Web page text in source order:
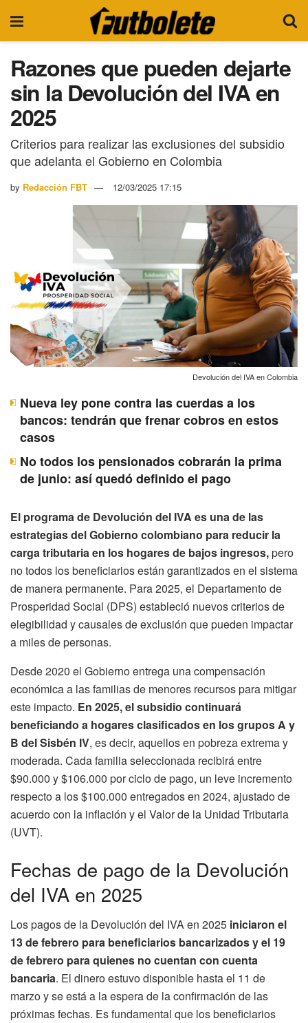
Razones que pueden dejarte
sin la Devolución del IVA en
2025
Criterios para realizar las exclusiones del subsidio
que adelanta el Gobierno en Colombia
by Redacción FBT 12/03/2025 17:15
Devolución del IVA en Colombia
Nueva ley pone contra las cuerdas a los
bancos: tendrán que frenar cobros en estos
casos
No todos los pensionados cobrarán la prima
de junio: así quedó definido el pago
El programa de Devolución del IVA es una de las
estrategias del Gobierno colombiano para reducir la
carga tributaria en los hogares de bajos ingresos,pero
no todos los beneficiarios están garantizados en el sistema
de manera permanente. Para 2025, el Departamento de
Prosperidad Social (DPS) estableció nuevos criterios de
elegibilidad y causales de exclusión que pueden impactar
a miles de personas.
Desde 2020 el Gobierno entrega una compensación
económica a las familias de menores recursos para mitigar
este impacto. En 2025, el subsidio continuará
beneficiando a hogares clasificados en los grupos A y
B del Sisbén IV, es decir, aquellos en pobreza extrema y
moderada. Cada familia seleccionada recibirá entre
$90.000 y $106.000 por ciclo de pago, un leve incremento
respecto a los $100.000 entregados en 2024, ajustado de
acuerdo con la inflación y el Valor de la Unidad Tributaria
(UVT).
Fechas de pago de la Devolución
del IVA en 2025
Los pagos de la Devolución del IVA en 2025 iniciaron el
13 de febrero para beneficiarios bancarizados y el 19
de febrero para quienes no cuentan con cuenta
bancaria. El dinero estuvo disponible hasta el 11 de
marzo y se está a la espera de la confirmación de las
próximas fechas. Es fundamental que los beneficiarios